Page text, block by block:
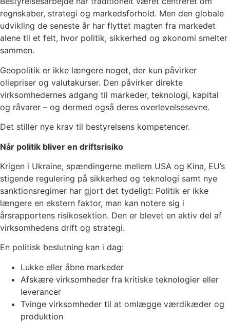
regnskaber, strategi og markedsforhold. Men den globale
udvikling de seneste år har flyttet magten fra markedet
alene til et felt, hvor politik, sikkerhed og økonomi smelter
sammen.
Geopolitik er ikke længere noget, der kun påvirker
oliepriser og valutakurser. Den påvirker direkte
virksomhedernes adgang til markeder, teknologi, kapital
og råvarer – og dermed også deres overlevelsesevne.
Det stiller nye krav til bestyrelsens kompetencer.
Når politik bliver en driftsrisiko
Krigen i Ukraine, spændingerne mellem USA og Kina, EU’s
stigende regulering på sikkerhed og teknologi samt nye
sanktionsregimer har gjort det tydeligt: Politik er ikke
længere en ekstern faktor, man kan notere sig i
årsrapportens risikosektion. Den er blevet en aktiv del af
virksomhedens drift og strategi.
En politisk beslutning kan i dag:
Lukke eller åbne markeder
Afskære virksomheder fra kritiske teknologier eller
leverancer
Tvinge virksomheder til at omlægge værdikæder og
produktion